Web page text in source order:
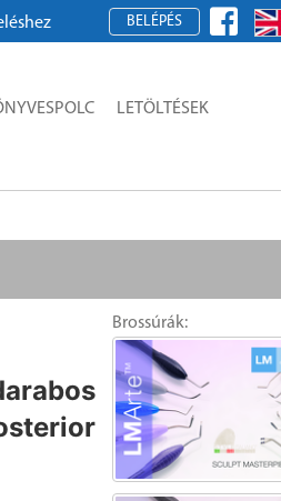
kérjük, regisztráljon!
BELÉPÉS
LETÖLTÉSEK
Brossúrák: